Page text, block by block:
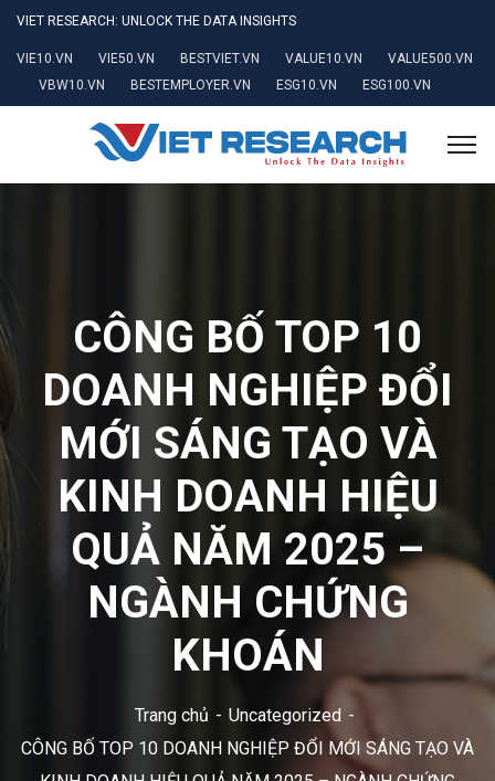
VIET RESEARCH: UNLOCK THE DATA INSIGHTS
VIE10.VN VIE50.VN BESTVIET.VN VALUE10.VN
VALUE500.VN
VBW10.VN
BESTEMPLOYER.VN ESG10.VN ESG100.VN
CÔNG BỐ TOP 10
DOANH NGHIỆP ĐỔI
MỚI SÁNG TẠO VÀ
KINH DOANH HIỆU
QUẢ NĂM 2025 –
NGÀNH CHỨNG
KHOÁN
Trang chủ
Uncategorized
CÔNG BỐ TOP 10 DOANH NGHIỆP ĐỔI MỚI SÁNG TẠO VÀ